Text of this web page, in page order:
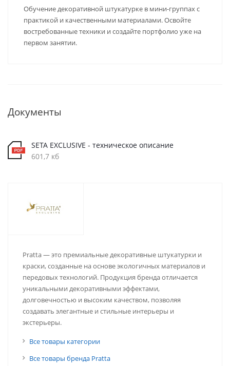
Обучение декоративной штукатурке в мини-группах с
практикой и качественными материалами. Освойте
востребованные техники и создайте портфолио уже на
первом занятии.
Документы
SETA EXCLUSIVE - техническое описание
601,7 кб
Pratta — это премиальные декоративные штукатурки и
краски, созданные на основе экологичных материалов и
передовых технологий. Продукция бренда отличается
уникальными декоративными эффектами,
долговечностью и высоким качеством, позволяя
создавать элегантные и стильные интерьеры и
экстерьеры.
Все товары категории
Все товары бренда Pratta